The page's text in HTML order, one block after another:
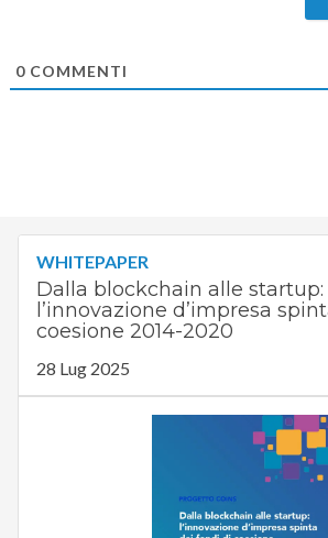
0COMMENTI
WHITEPAPER
Dalla blockchain alle startup:
l’innovazione d’impresa
coesione 2014-2020
28 Lug 2025